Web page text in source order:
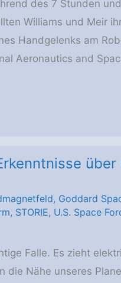
des 7 Stunden
Williams und Meir
Handgelenks am
Aeronautics and
über
, Goddard
, STORIE, U.S. Space
Falle. Es zieht
die Nähe unseres